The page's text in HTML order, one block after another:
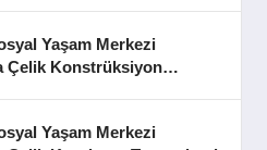
Yaşam Merkezi
Çelik Konstrüksiyon
Yaşam Merkezi